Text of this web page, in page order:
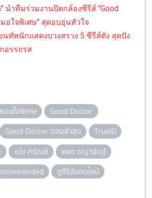
นำทีมร่วมงานปิดกล้องซีรีส์ "Good
อใจพิเศษ" สุดอบอุ่นหัวใจ
นทัพนักแสดงบวงสรวง 5 ซีรีส์ดัง สุดปัง
อรรถรส
มอใจพิเศษ
Good Doctor
Good Doctor ตอนล่าสุด
TrueID
เน๋ง ศรัณย์
แพต ชญานิษฐ์
ดูซีรีส์ออนไลน์